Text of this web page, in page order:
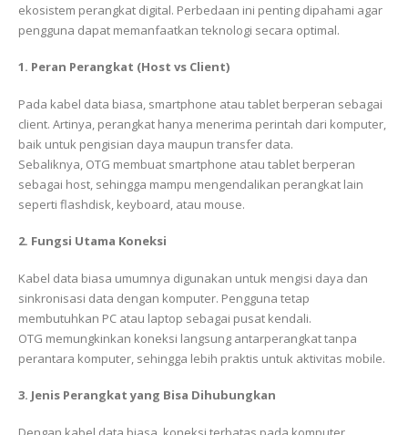
ekosistem perangkat digital. Perbedaan ini penting dipahami agar
pengguna dapat memanfaatkan teknologi secara optimal.
1. Peran Perangkat (Host vs Client)
Pada kabel data biasa, smartphone atau tablet berperan sebagai
client. Artinya, perangkat hanya menerima perintah dari komputer,
baik untuk pengisian daya maupun transfer data.
Sebaliknya, OTG membuat smartphone atau tablet berperan
sebagai host, sehingga mampu mengendalikan perangkat lain
seperti flashdisk, keyboard, atau mouse.
2. Fungsi Utama Koneksi
Kabel data biasa umumnya digunakan untuk mengisi daya dan
sinkronisasi data dengan komputer. Pengguna tetap
membutuhkan PC atau laptop sebagai pusat kendali.
OTG memungkinkan koneksi langsung antarperangkat tanpa
perantara komputer, sehingga lebih praktis untuk aktivitas mobile.
3. Jenis Perangkat yang Bisa Dihubungkan